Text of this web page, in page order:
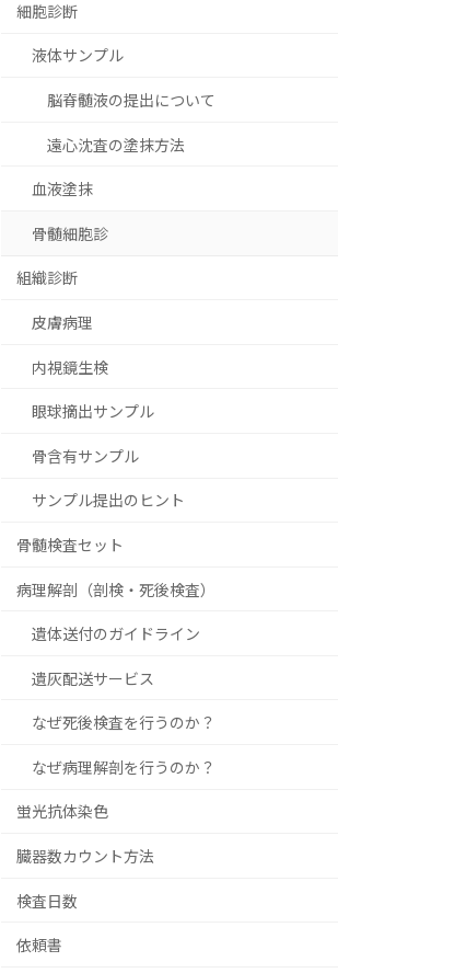
細胞診断
液体サンプル
脳脊髄液の提出について
遠心沈査の塗抹方法
血液塗抹
骨髄細胞診
組織診断
皮膚病理
内視鏡生検
眼球摘出サンプル
骨含有サンプル
サンプル提出のヒント
骨髄検査セット
病理解剖（剖検・死後検査）
遺体送付のガイドライン
遺灰配送サービス
なぜ死後検査を行うのか？
なぜ病理解剖を行うのか？
蛍光抗体染色
臓器数カウント方法
検査日数
依頼書